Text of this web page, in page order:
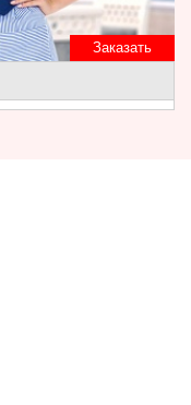
Заказать